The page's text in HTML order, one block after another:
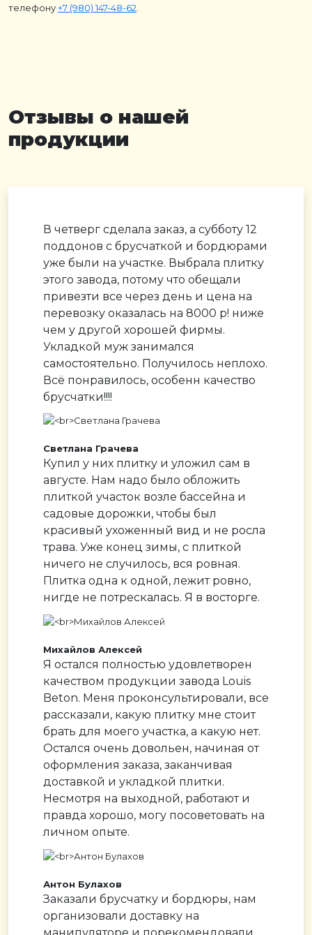
телефону+7 (980) 147-48-62
Отзывы о нашей
продукции
В четверг сделала заказ, а субботу 12
поддонов с брусчаткой и бордюрами
уже были на участке. Выбрала плитку
этого завода, потому что обещали
привезти все через день и цена на
перевозку оказалась на 8000 р! ниже
чем у другой хорошей фирмы.
Укладкой муж занимался
самостоятельно. Получилось неплохо.
Всё понравилось, особенн качество
брусчатки!!!!
Светлана Грачева
Купил у них плитку и уложил сам в
августе. Нам надо было обложить
плиткой участок возле бассейна и
садовые дорожки, чтобы был
красивый ухоженный вид и не росла
трава. Уже конец зимы, с плиткой
ничего не случилось, вся ровная.
Плитка одна к одной, лежит ровно,
нигде не потрескалась. Я в восторге.
Михайлов Алексей
Я остался полностью удовлетворен
качеством продукции завода Louis
Beton. Меня проконсультировали, все
рассказали, какую плитку мне стоит
брать для моего участка, а какую нет.
Остался очень довольен, начиная от
оформления заказа, заканчивая
доставкой и укладкой плитки.
Несмотря на выходной, работают и
правда хорошо, могу посоветовать на
личном опыте.
Антон Булахов
Заказали брусчатку и бордюры, нам
организовали доставку на
манипуляторе и порекомендовали